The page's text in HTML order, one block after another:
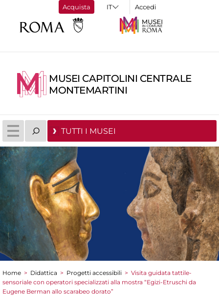
Acquista Accedi
MUSEI CAPITOLINI CENTRALE
MONTEMARTINI
TUTTI I MUSEI
Tu sei qui
Home > Didattica > Progetti accessibili > Visita guidata tattile-
sensoriale con operatori specializzati alla mostra “Egizi-Etruschi da
Eugene Berman allo scarabeo dorato”